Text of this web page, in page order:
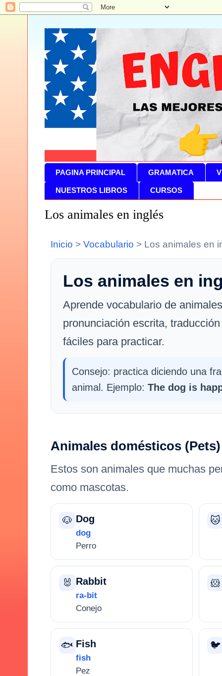
PAGINA PRINCIPAL GRAMATICA
NUESTROS LIBROS CURSOS
Los animales en inglés
Inicio > Vocabulario > Los animales en
Los animales en
Aprende vocabulario de
pronunciación escrita,
fáciles para practicar.
Consejo: practica diciendo una
animal. Ejemplo: The dog is
Animales domésticos (Pets)
Estos son animales que muchas
como mascotas.
🐶 Dog
dog
Perro
🐱
🐰 Rabbit
ra-bit
Conejo
🐹
🐟 Fish
fish
Pez
🐦